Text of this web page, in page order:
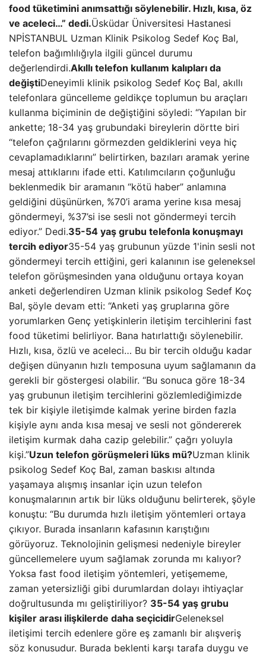
food tüketimini anımsattığı söylenebilir. Hızlı, kısa, öz
ve aceleci…” dedi.Üsküdar Üniversitesi Hastanesi
NPİSTANBUL Uzman Klinik Psikolog Sedef Koç Bal,
telefon bağımlılığıyla ilgili güncel durumu
değerlendirdi.Akıllı telefon kullanım kalıpları da
değiştiDeneyimli klinik psikolog Sedef Koç Bal, akıllı
telefonlara güncelleme geldikçe toplumun bu araçları
kullanma biçiminin de değiştiğini söyledi: “Yapılan bir
ankette; 18-34 yaş grubundaki bireylerin dörtte biri
“telefon çağrılarını görmezden geldiklerini veya hiç
cevaplamadıklarını” belirtirken, bazıları aramak yerine
mesaj attıklarını ifade etti. Katılımcıların çoğunluğu
beklenmedik bir aramanın “kötü haber” anlamına
geldiğini düşünürken, %70’i arama yerine kısa mesaj
göndermeyi, %37’si ise sesli not göndermeyi tercih
ediyor.” Dedi.35-54 yaş grubu telefonla konuşmayı
tercih ediyor35-54 yaş grubunun yüzde 1'inin sesli not
göndermeyi tercih ettiğini, geri kalanının ise geleneksel
telefon görüşmesinden yana olduğunu ortaya koyan
anketi değerlendiren Uzman klinik psikolog Sedef Koç
Bal, şöyle devam etti: “Anketi yaş gruplarına göre
yorumlarken Genç yetişkinlerin iletişim tercihlerini fast
food tüketimi belirliyor. Bana hatırlattığı söylenebilir.
Hızlı, kısa, özlü ve aceleci… Bu bir tercih olduğu kadar
değişen dünyanın hızlı temposuna uyum sağlamanın da
gerekli bir göstergesi olabilir. “Bu sonuca göre 18-34
yaş grubunun iletişim tercihlerini gözlemlediğimizde
tek bir kişiyle iletişimde kalmak yerine birden fazla
kişiyle aynı anda kısa mesaj ve sesli not göndererek
iletişim kurmak daha cazip gelebilir.” çağrı yoluyla
kişi.”Uzun telefon görüşmeleri lüks mü?Uzman klinik
psikolog Sedef Koç Bal, zaman baskısı altında
yaşamaya alışmış insanlar için uzun telefon
konuşmalarının artık bir lüks olduğunu belirterek, şöyle
konuştu: “Bu durumda hızlı iletişim yöntemleri ortaya
çıkıyor. Burada insanların kafasının karıştığını
görüyoruz. Teknolojinin gelişmesi nedeniyle bireyler
güncellemelere uyum sağlamak zorunda mı kalıyor?
Yoksa fast food iletişim yöntemleri, yetişememe,
zaman yetersizliği gibi durumlardan dolayı ihtiyaçlar
doğrultusunda mı geliştiriliyor? 35-54 yaş grubu
kişiler arası ilişkilerde daha seçicidirGeleneksel
iletişimi tercih edenlere göre eş zamanlı bir alışveriş
söz konusudur. Burada beklenti karşı tarafa duygu ve